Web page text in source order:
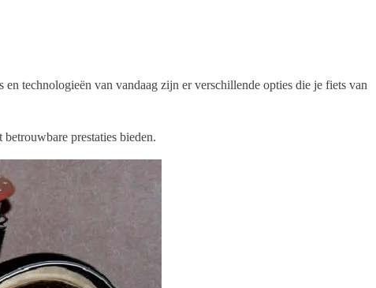
technologieën van vandaag zijn er verschillende opties die je fiets van
prestaties bieden.